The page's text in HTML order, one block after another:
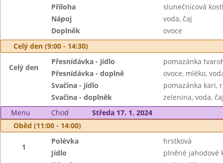
Příloha
slunečnicová
Nápoj
voda, čaj
Doplněk
ovoce
Celý den (9:00 - 14:30)
Celý den
Přesnídávka - jídlo
pomazánka
Přesnídávka - doplně
ovoce, mléko,
Svačina - jídlo
pomazánka kari,
Svačina - doplněk
zelenina, voda,
Menu
Chod
Středa 17. 1. 2024
Oběd (11:00 - 14:00)
1
Polévka
hrstková
Jídlo
plněné jahodové